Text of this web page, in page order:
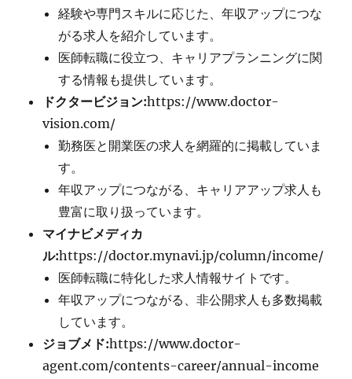
経験や専門スキルに応じた、年収アップにつな
がる求人を紹介しています。
医師転職に役立つ、キャリアプランニングに関
する情報も提供しています。
ドクタービジョン:https://www.doctor-
vision.com/
勤務医と開業医の求人を網羅的に掲載していま
す。
年収アップにつながる、キャリアアップ求人も
豊富に取り扱っています。
マイナビメディカ
ル:https://doctor.mynavi.jp/column/income/
医師転職に特化した求人情報サイトです。
年収アップにつながる、非公開求人も多数掲載
しています。
ジョブメド:https://www.doctor-
agent.com/contents-career/annual-income